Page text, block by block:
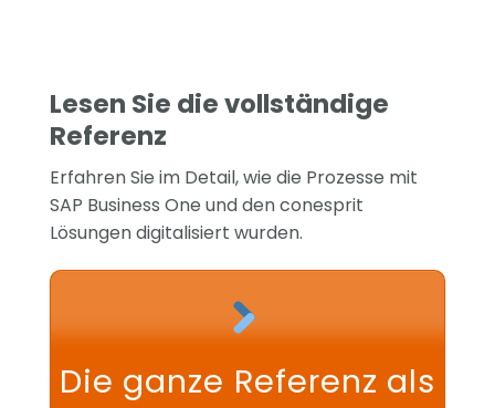
Lesen Sie die vollständige
Referenz
Erfahren Sie im Detail, wie die Prozesse mit
SAP Business One und den conesprit
Lösungen digitalisiert wurden.
Die ganze Referenz als